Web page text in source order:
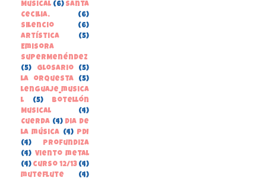
Musical (6) Santa
Cecilia.
(6)
Silencio
(6)
Artística
(5)
Emisora
SuperMenéndez
(5)
Glosario
(5)
la orquesta
(5)
lenguaje_musica
l
(5)
Botellón
Musical
(4)
Cuerda (4) Dia de
la música (4) PDI
(4)
Profundiza
(4) Viento metal
(4) curso 12/13 (4)
muteflute
(4)